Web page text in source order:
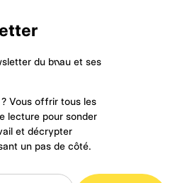
du bnau et ses
Vous offrir tous les
lecture pour sonder
et décrypter
un pas de côté.